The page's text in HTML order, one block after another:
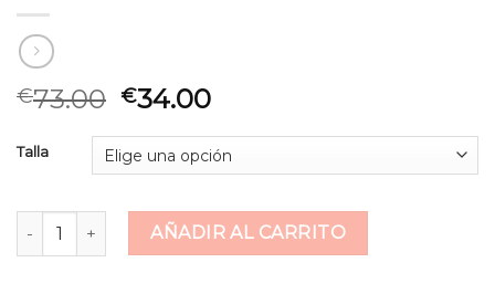
€73.00 €34.00
Talla
chaqueta cortavientos hombre cantidad
AÑADIR AL CARRITO